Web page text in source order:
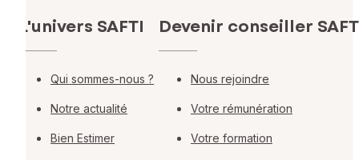
L'univers SAFTI
Qui sommes-nous ?
Notre actualité
Bien Estimer
Devenir conseiller
Nous rejoindre
Votre rémunération
Votre formation